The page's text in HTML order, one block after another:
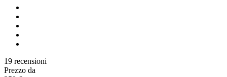
19 recensioni
Prezzo da